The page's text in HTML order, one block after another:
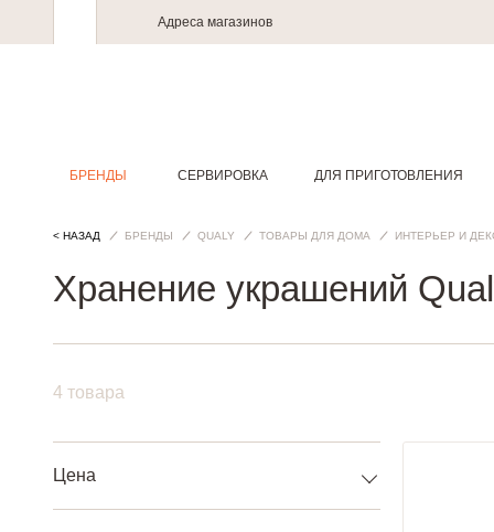
Адреса магазинов
БРЕНДЫ СЕРВИРОВКА ДЛЯ ПРИГОТОВЛЕНИЯ
< НАЗАД БРЕНДЫ QUALY ТОВАРЫ ДЛЯ ДОМА ИНТЕРЬЕР И
Хранение украшений
4 товара
Цена